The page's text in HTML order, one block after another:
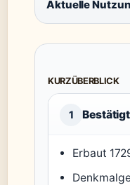
Aktuelle
KURZÜBERBLICK
1
Erbaut